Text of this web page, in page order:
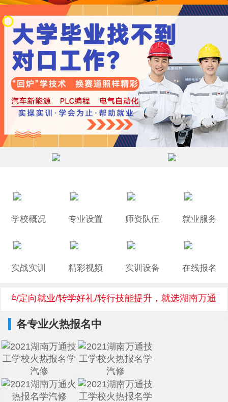
学校概况 专业设置 师资队伍 就业服务
实战实训 精彩视频 实训设备 在线报名
向就业/转学好礼/转行技能提升，就选湖南万通
各专业火热报名中